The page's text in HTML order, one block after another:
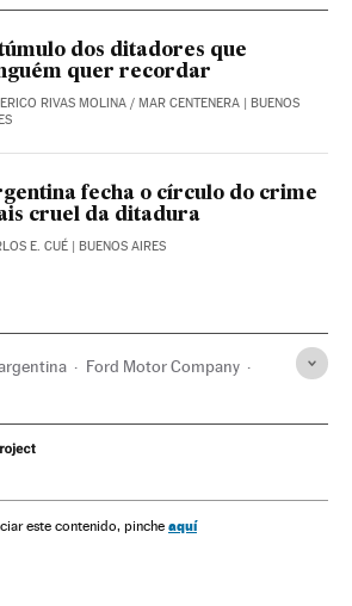
dos ditadores que
quer recordar
RIVAS MOLINA / MAR CENTENERA | BUENOS
fecha o círculo do crime
cruel da ditadura
E. CUÉ | BUENOS AIRES
Ford Motor Company
Latina
este contenido, pinche aquí